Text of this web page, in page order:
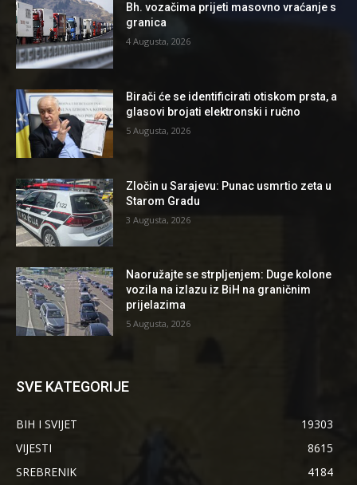
Bh. vozačima prijeti masovno vraćanje s
granica
4 Augusta, 2026
Birači će se identificirati otiskom prsta, a
glasovi brojati elektronski i ručno
5 Augusta, 2026
Zločin u Sarajevu: Punac usmrtio zeta u
Starom Gradu
3 Augusta, 2026
Naoružajte se strpljenjem: Duge kolone
vozila na izlazu iz BiH na graničnim
prijelazima
5 Augusta, 2026
SVE KATEGORIJE
BIH I SVIJET
19303
VIJESTI
8615
SREBRENIK
4184